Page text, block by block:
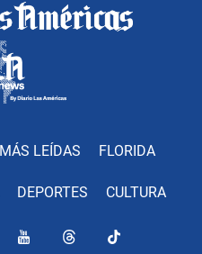
MÁS LEÍDAS FLORIDA
DEPORTES CULTURA